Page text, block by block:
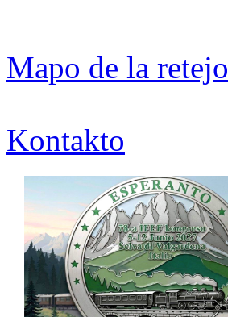
Mapo de la retejo
Kontakto